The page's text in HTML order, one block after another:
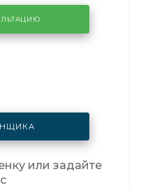
или задайте